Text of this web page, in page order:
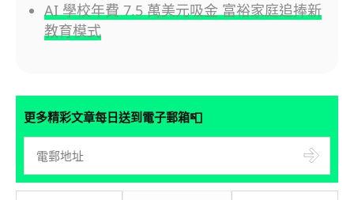
AI 學校年費 7.5 萬美元吸金 富裕家庭追捧新
教育模式
更多精彩文章每日送到電子郵箱📮